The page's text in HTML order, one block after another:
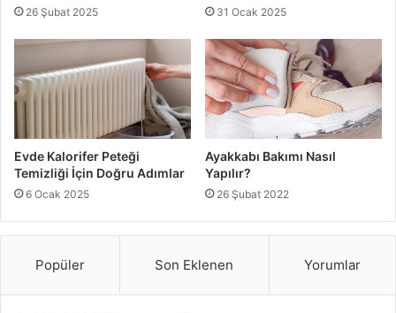
26 Şubat 2025 31 Ocak 2025
Evde Kalorifer Peteği
Temizliği İçin Doğru Adımlar
6 Ocak 2025
Ayakkabı Bakımı Nasıl
Yapılır?
26 Şubat 2022
Popüler Son Eklenen Yorumlar